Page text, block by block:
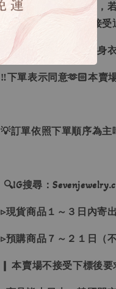
▸全商品圖片僅供參考，
下單錯誤者，一律不接受
▸下水過後的商品、貼身
‼下單表示同意🫶🏻本賣
💡訂單依照下單順序為主
🔍IG搜尋：
▹現貨商品１～３日內寄出
▹預購商品７～２１日（
❙ 本賣場不接受下標後